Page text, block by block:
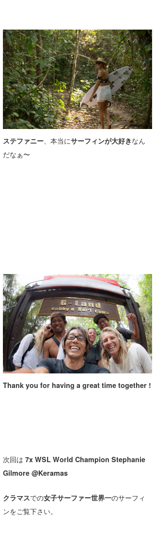
ステファニー 、本当にサーフィンが大好きなん
だなぁ〜
Thank you for having a great time together !
次回は7x WSL World Champion Stephanie
Gilmore @Keramas
クラマスでの女子サーファー世界一のサーフィ
ンをご覧下さい。